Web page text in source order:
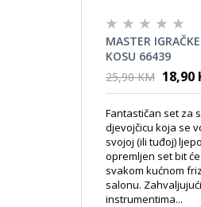
MASTER
KOSU 66439
25,90 KM 18,90
Fantastičan set za
djevojčicu koja se
svojoj (ili tuđoj)
opremljen set bit
svakom kućnom
salonu.
instrumentima...